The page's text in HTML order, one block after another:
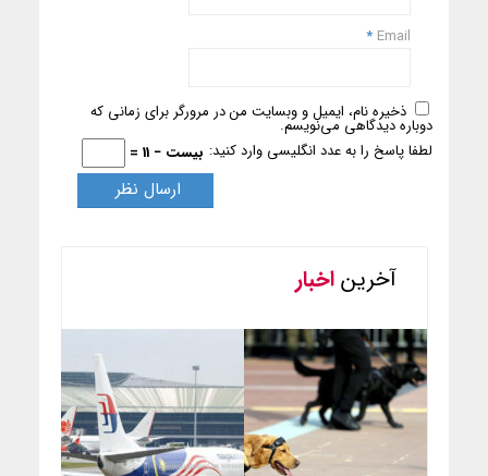
Email
*
ذخیره نام، ایمیل و وبسایت من در مرورگر برای زمانی که
دوباره دیدگاهی می‌نویسم.
لطفا پاسخ را به عدد انگلیسی وارد کنید: بیست − 11 =
آخریناخبار